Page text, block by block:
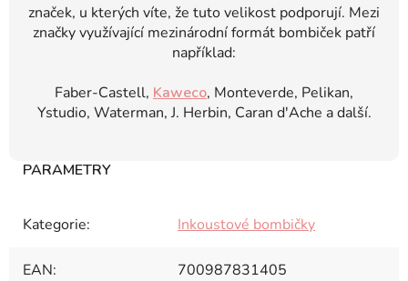
značek, u kterých víte, že tuto velikost podporují. Mezi
značky využívající mezinárodní formát bombiček patří
například:
Faber-Castell, Kaweco, Monteverde, Pelikan,
Ystudio, Waterman, J. Herbin, Caran d'Ache a další.
Kategorie: Inkoustové bombičky
EAN: 700987831405